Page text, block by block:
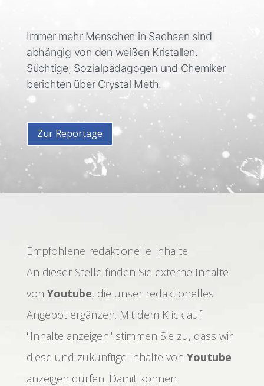
Immer mehr Menschen in Sachsen sind
abhängig von den weißen Kristallen.
Süchtige, Sozialpädagogen und Chemiker
berichten über Crystal Meth.
Zur Reportage
Empfohlene redaktionelle Inhalte
An dieser Stelle finden Sie externe Inhalte
von Youtube, die unser redaktionelles
Angebot ergänzen. Mit dem Klick auf
"Inhalte anzeigen" stimmen Sie zu, dass wir
diese und zukünftige Inhalte von Youtube
anzeigen dürfen. Damit können